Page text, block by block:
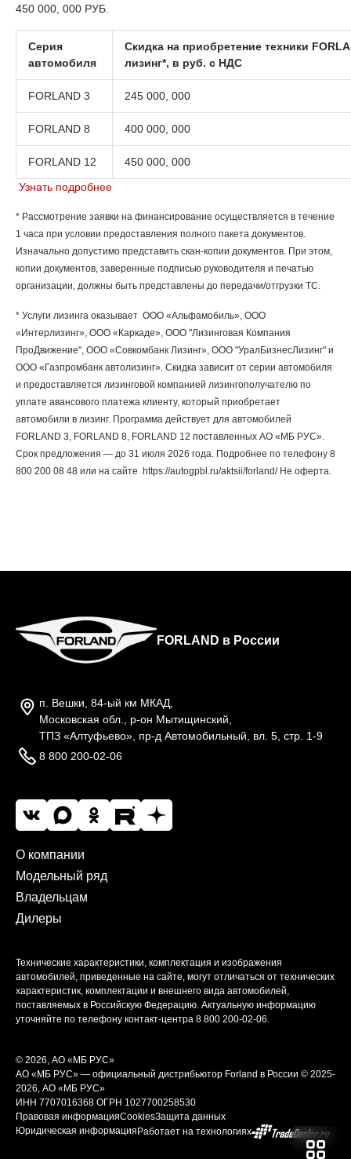
450 000, 000 РУБ.
Серия
автомобиля
Скидка на приобретение техники
лизинг*, в руб. с НДС
FORLAND 3 245 000, 000
FORLAND 8 400 000, 000
FORLAND 12
450 000, 000
Узнать подробнее
* Рассмотрение заявки на финансирование осуществляется в течение
1 часа при условии предоставления полного пакета документов.
Изначально допустимо представить скан-копии документов. При этом,
копии документов, заверенные подписью руководителя и печатью
организации, должны быть представлены до передачи/отгрузки ТС.
* Услуги лизинга оказывает ООО «Альфамобиль», ООО
«Интерлизинг», ООО «Каркаде», ООО "Лизинговая Компания
ПроДвижение", ООО «Совкомбанк Лизинг», ООО "УралБизнесЛизинг" и
ООО «Газпромбанк автолизинг». Скидка зависит от серии автомобиля
и предоставляется лизинговой компанией лизингополучателю по
уплате авансового платежа клиенту, который приобретает
автомобили в лизинг. Программа действует для автомобилей
FORLAND 3, FORLAND 8, FORLAND 12 поставленных АО «МБ РУС».
Срок предложения — до 31 июля 2026 года. Подробнее по телефону 8
800 200 08 48 или на сайте https://autogpbl.ru/aktsii/forland/ Не оферта.
FORLAND в России
п. Вешки, 84-ый км МКАД,
Московская обл., р-он Мытищинский,
ТПЗ «Алтуфьево», пр-д Автомобильный, вл. 5, стр. 1-9
8 800 200-02-06
О компании
Модельный ряд
Владельцам
Дилеры
Технические характеристики, комплектация и изображения
автомобилей, приведенные на сайте, могут отличаться от технических
характеристик, комплектации и внешнего вида автомобилей,
поставляемых в Российскую Федерацию. Актуальную информацию
уточняйте по телефону контакт-центра 8 800 200-02-06.
© 2026, АО «МБ РУС»
АО «МБ РУС» — официальный дистрибьютор Forland в России © 2025-
2026, АО «МБ РУС»
ИНН 7707016368 ОГРН 1027700258530
Правовая информацияCookiesЗащита данных
Юридическая информация Работает на технологиях